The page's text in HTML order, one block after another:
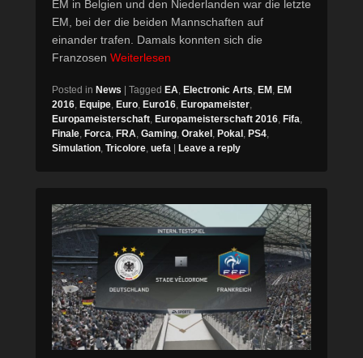
EM in Belgien und den Niederlanden war die letzte
EM, bei der die beiden Mannschaften auf
einander trafen. Damals konnten sich die
Franzosen Weiterlesen
Posted in News | Tagged EA Electronic Arts EM EM
2016 Equipe Euro Euro16 Europameister
Europameisterschaft Europameisterschaft 2016 Fifa
Finale Forca FRA Gaming Orakel Pokal PS4
Simulation Tricolore uefa | Leave a reply